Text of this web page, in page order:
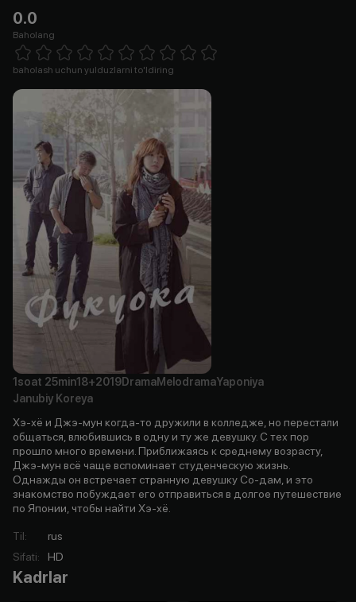
0.0
Baholang
1 Star 2 Stars 3 Stars 4 Stars5 Stars 6 Stars7 Stars8 Stars
baholash uchun yulduzlarni to'ldiring
1soat 25min18+2019DramaMelodramaYaponiya
Janubiy Koreya
Хэ-хё и Джэ-мун когда-то дружили в колледже, но перестали
общаться, влюбившись в одну и ту же девушку. С тех пор
прошло много времени. Приближаясь к среднему возрасту,
Джэ-мун всё чаще вспоминает студенческую жизнь.
Однажды он встречает странную девушку Со-дам, и это
знакомство побуждает его отправиться в долгое путешествие
по Японии, чтобы найти Хэ-хё.
Til:
rus
Sifati: HD
Kadrlar